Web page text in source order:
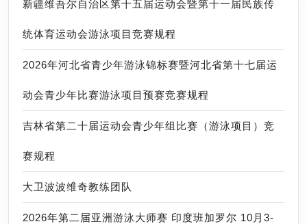
本
新疆维吾尔自治区第十五届运动会暨第十一届民族传
统体育运动会游泳项目竞赛规程
2026年河北省青少年游泳锦标赛暨河北省第十七届运
动会青少年比赛游泳项目预赛竞赛规程
吉林省第二十届运动会青少年组比赛（游泳项目）竞
赛规程
大卫波波维奇教练团队
2026年第二届亚洲游泳大师赛 印度班加罗尔 10月3-